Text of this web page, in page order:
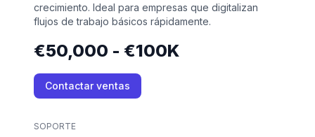
crecimiento. Ideal para empresas que digitalizan
flujos de trabajo básicos rápidamente.
€50,000 - €100K
Contactar ventas
SOPORTE